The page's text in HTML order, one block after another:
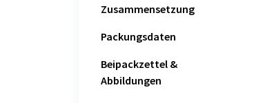
Zusammensetzung
Packungsdaten
Beipackzettel &
Abbildungen